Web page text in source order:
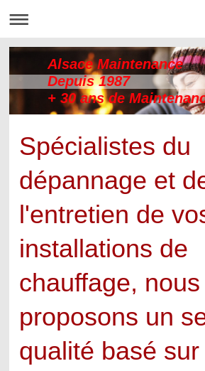
Alsace Maintenance
Depuis 1987
+ 30 ans de
Spécialistes du
dépannage et
l'entretien de
installations de
chauffage,
proposons un
qualité basé sur